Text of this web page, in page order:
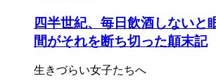
四半世紀、毎日飲酒しないと
間がそれを断ち切った顛末記
生きづらい女子たちへ